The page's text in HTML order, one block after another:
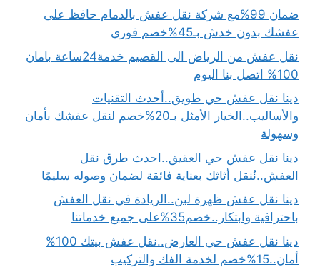
ضمان 99%مع شركة نقل عفش بالدمام حافظ على
عفشك بدون خدش بـ45%خصم فوري
نقل عفش من الرياض الى القصيم خدمة24ساعة بامان
100% اتصل بنا اليوم
دينا نقل عفش حي طويق..أحدث التقنيات
والأساليب..الخيار الأمثل بـ20%خصم لنقل عفشك بأمان
وسهولة
دينا نقل عفش حي العقيق..احدث طرق نقل
العفش..نُنقل أثاثك بعناية فائقة لضمان وصوله سليمًا
دينا نقل عفش ظهرة لبن..الريادة في نقل العفش
باحترافية وابتكار..خصم35%على جميع خدماتنا
دينا نقل عفش حي العارض..نقل عفش بيتك 100%
أمان..15%خصم لخدمة الفك والتركيب